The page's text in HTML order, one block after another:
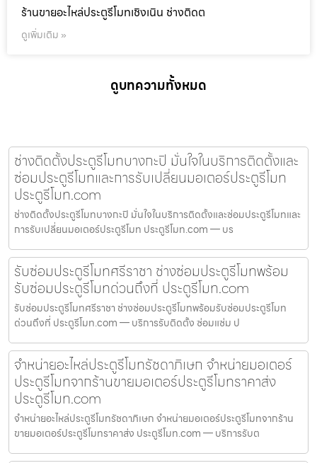
ร้านขายอะไหล่ประตูรีโมทเชิงเนิน ช่างติดต
ดูเพิ่มเติม »
ดูบทความทั้งหมด
ช่างติดตั้งประตูรีโมทบางกะปิ มั่นใจในบริการติดตั้งและ
ซ่อมประตูรีโมทและการรับเปลี่ยนมอเตอร์ประตูรีโมท
ประตูรีโมท.com
ช่างติดตั้งประตูรีโมทบางกะปิ มั่นใจในบริการติดตั้งและซ่อมประตูรีโมทและ
การรับเปลี่ยนมอเตอร์ประตูรีโมท ประตูรีโมท.com — บร
รับซ่อมประตูรีโมทศรีราชา ช่างซ่อมประตูรีโมทพร้อม
รับซ่อมประตูรีโมทด่วนถึงที่ ประตูรีโมท.com
รับซ่อมประตูรีโมทศรีราชา ช่างซ่อมประตูรีโมทพร้อมรับซ่อมประตูรีโมท
ด่วนถึงที่ ประตูรีโมท.com — บริการรับติดตั้ง ซ่อมแซ่ม ป
จำหน่ายอะไหล่ประตูรีโมทรัชดาภิเษก จำหน่ายมอเตอร์
ประตูรีโมทจากร้านขายมอเตอร์ประตูรีโมทราคาส่ง
ประตูรีโมท.com
จำหน่ายอะไหล่ประตูรีโมทรัชดาภิเษก จำหน่ายมอเตอร์ประตูรีโมทจากร้าน
ขายมอเตอร์ประตูรีโมทราคาส่ง ประตูรีโมท.com — บริการรับต